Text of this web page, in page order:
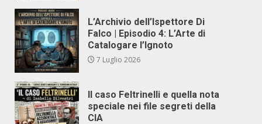
L’Archivio dell’Ispettore Di
Falco | Episodio 4: L’Arte di
Catalogare l’Ignoto
7 Luglio 2026
Il caso Feltrinelli e quella nota
speciale nei file segreti della
CIA